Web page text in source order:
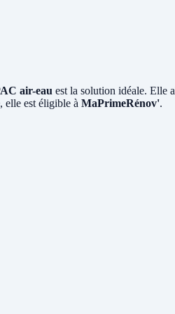
air-eau est la solution idéale. Elle
elle est éligible à MaPrimeRénov'.